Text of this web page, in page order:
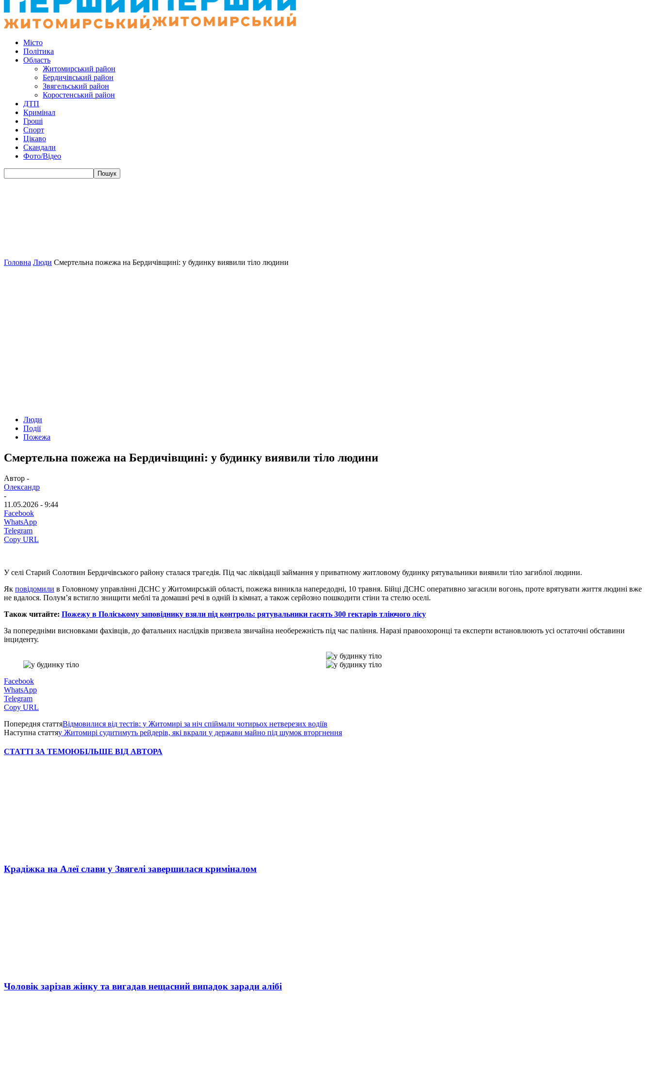
Місто
Політика
Область
Житомирський район
Бердичівський район
Звягельський район
Коростенський район
ДТП
Кримінал
Гроші
Спорт
Цікаво
Скандали
Фото/Відео
Головна Люди Смертельна пожежа на Бердичівщині: у будинку виявили тіло людини
Люди
Події
Пожежа
Смертельна пожежа на Бердичівщині: у будинку виявили тіло людини
Автор -
Олександр
-
11.05.2026 - 9:44
Facebook
WhatsApp
Telegram
Copy URL
У селі Старий Солотвин Бердичівського району сталася трагедія. Під час ліквідації займання у приватному житловому будинку рятувальники виявили тіло загиблої людини.
Як повідомили в Головному управлінні ДСНС у Житомирській області, пожежа виникла напередодні, 10 травня. Бійці ДСНС оперативно загасили вогонь, проте врятувати життя людині вже
не вдалося. Полум’я встигло знищити меблі та домашні речі в одній із кімнат, а також серйозно пошкодити стіни та стелю оселі.
Також читайте: Пожежу в Поліському заповіднику взяли під контроль: рятувальники гасять 300 гектарів тліючого лісу
За попередніми висновками фахівців, до фатальних наслідків призвела звичайна необережність під час паління. Наразі правоохоронці та експерти встановлюють усі остаточні обставини
інциденту.
Facebook
WhatsApp
Telegram
Copy URL
Попередня статтяВідмовилися від тестів: у Житомирі за ніч спіймали чотирьох нетверезих водіїв
Наступна статтяу Житомирі судитимуть рейдерів, які вкрали у держави майно під шумок вторгнення
СТАТТІ ЗА ТЕМОЮБІЛЬШЕ ВІД АВТОРА
Крадіжка на Алеї слави у Звягелі завершилася криміналом
Чоловік зарізав жінку та вигадав нещасний випадок заради алібі